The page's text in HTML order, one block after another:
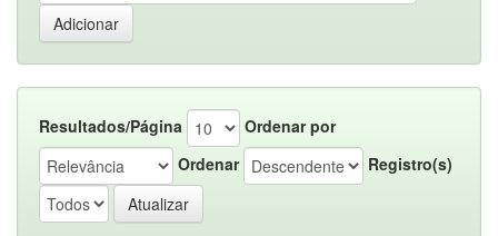
Resultados/Página
Ordenar por
Ordenar
Registro(s)